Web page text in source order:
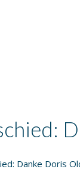
Danke Doris